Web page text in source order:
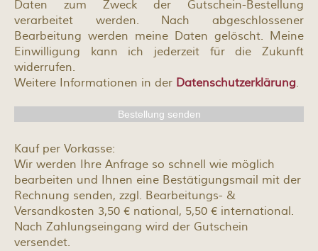
Daten zum Zweck der Gutschein-Bestellung
verarbeitet werden. Nach abgeschlossener
Bearbeitung werden meine Daten gelöscht. Meine
Einwilligung kann ich jederzeit für die Zukunft
widerrufen.
Weitere Informationen in der Datenschutzerklärung.
Kauf per Vorkasse:
Wir werden Ihre Anfrage so schnell wie möglich
bearbeiten und Ihnen eine Bestätigungsmail mit der
Rechnung senden, zzgl. Bearbeitungs- &
Versandkosten 3,50 € national, 5,50 € international.
Nach Zahlungseingang wird der Gutschein
versendet.